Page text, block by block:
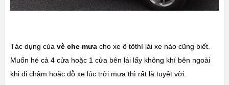
Tác dụng của vè che mưa cho xe ô tôthì lái xe nào cũng biết.
Muốn hé cả 4 cửa hoặc 1 cửa bên lái lấy không khí bên ngoài
khi đi chậm hoặc đỗ xe lúc trời mưa thì rất là tuyệt vời.